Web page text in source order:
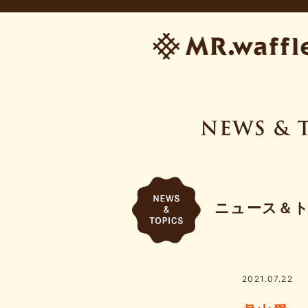
ニュース＆
2021.07.22